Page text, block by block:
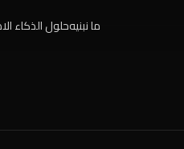
ما نبنيهحلول الذكاء